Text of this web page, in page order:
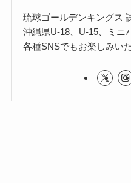
琉球ゴールデンキングス
沖縄県U-18、U-15、ミニ
各種SNSでもお楽しみい